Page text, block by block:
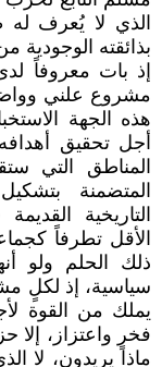
الذي لا يُعرف
بذائقته
إذ بات معروفاً
مشروع علني
هذه الجهة
أجل تحقيق
المناطق التي
المتضمنة
التاريخية
الأقل تطرفاً
ذلك الحلم ولو
سياسية، إذ لكلٍ
يملك من القوة
فخرٍ واعتزاز، إلا
ماذا يريدون، لا